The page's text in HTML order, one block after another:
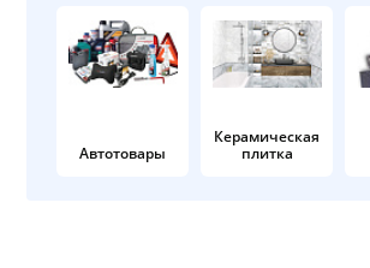
Автотовары
Керамическая
плитка